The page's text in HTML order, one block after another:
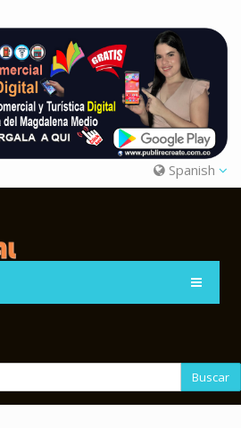
Spanish
Buscar